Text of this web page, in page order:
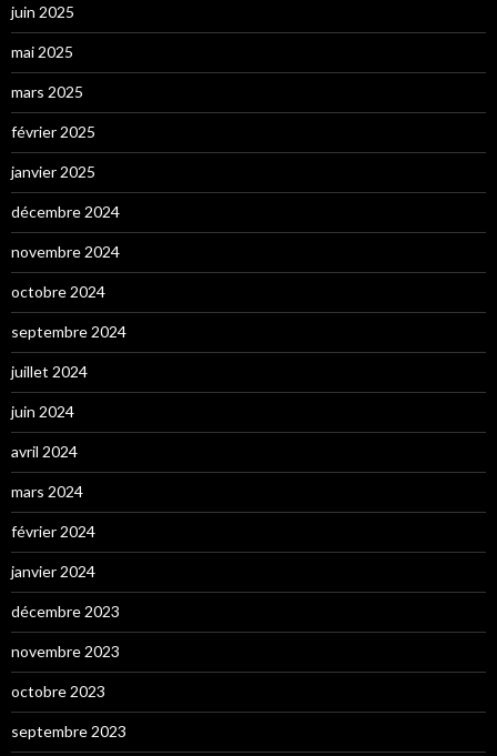
juin 2025
mai 2025
mars 2025
février 2025
janvier 2025
décembre 2024
novembre 2024
octobre 2024
septembre 2024
juillet 2024
juin 2024
avril 2024
mars 2024
février 2024
janvier 2024
décembre 2023
novembre 2023
octobre 2023
septembre 2023